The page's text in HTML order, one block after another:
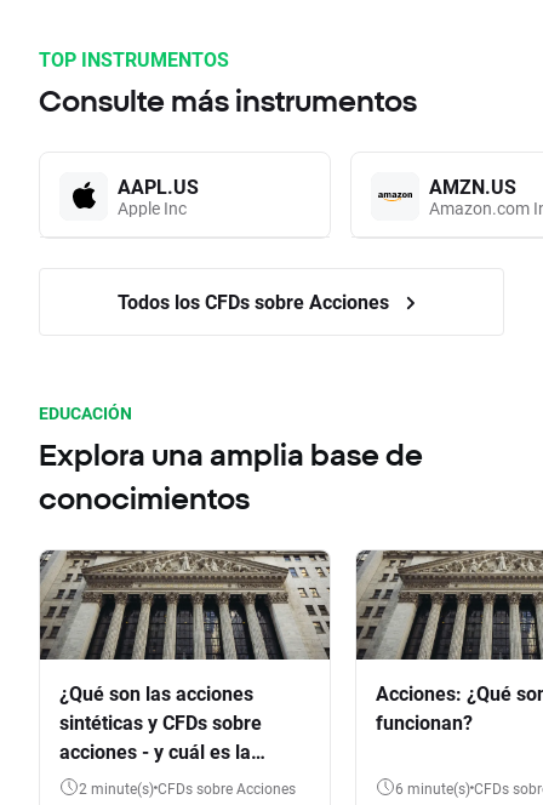
TOP INSTRUMENTOS
Consulte más instrumentos
AAPL.US
Apple Inc
AMZN.US
Amazon.com
Todos los CFDs sobre Acciones
EDUCACIÓN
Explora una amplia base de
conocimientos
¿Qué son las acciones
sintéticas y CFDs sobre
acciones - y cuál es la
diferencia?
2 minute(s) CFDs sobre Acciones
Acciones: ¿Qué
funcionan?
6 minute(s) CFDs